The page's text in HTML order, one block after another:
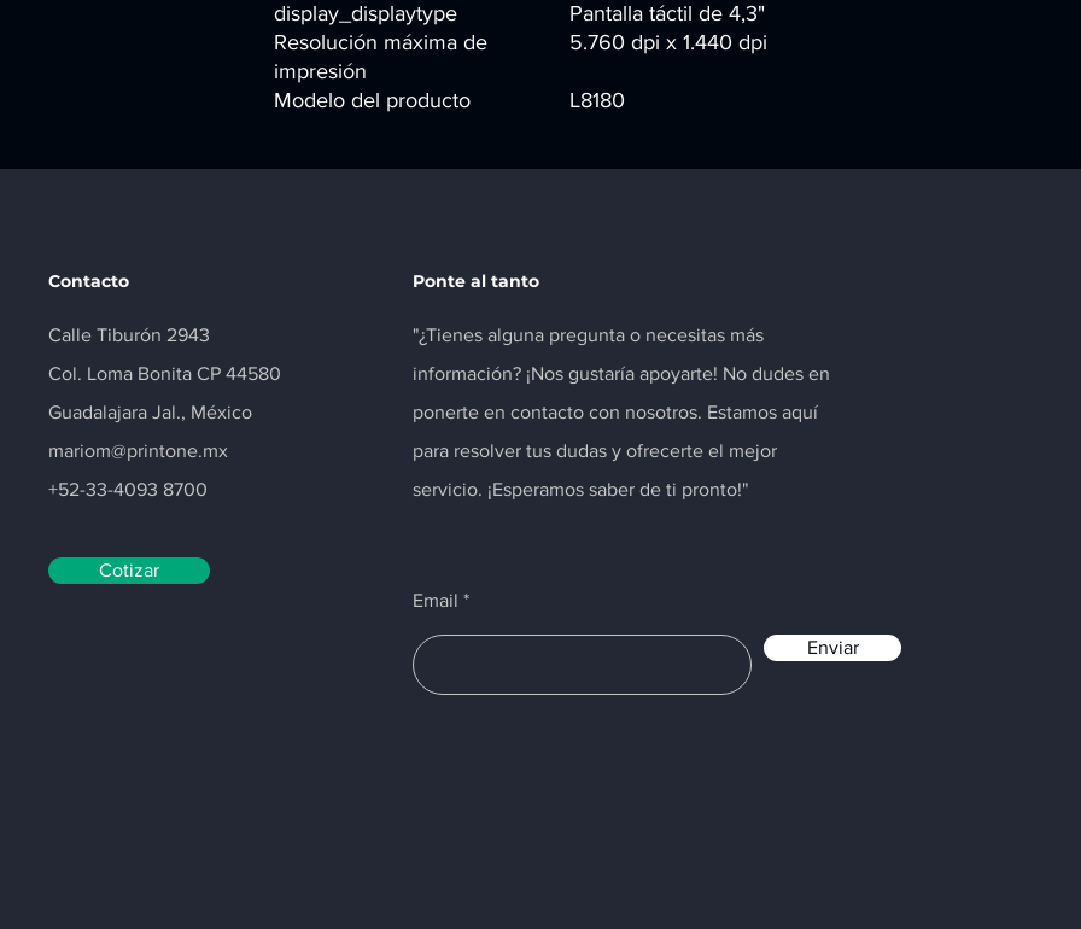
display_displaytype
Pantalla táctil de 4,3"
Resolución máxima de
impresión
5.760 dpi x 1.440 dpi
Modelo del producto L8180
Contacto
Calle Tiburón 2943
Col. Loma Bonita CP 44580
Guadalajara Jal., México
mariom@printone.mx
+52-33-4093 8700
Cotizar
Ponte al tanto
"¿Tienes alguna pregunta o necesitas más
información? ¡Nos gustaría apoyarte! No dudes en
ponerte en contacto con nosotros. Estamos aquí
para resolver tus dudas y ofrecerte el mejor
servicio. ¡Esperamos saber de ti pronto!"
Email
Enviar